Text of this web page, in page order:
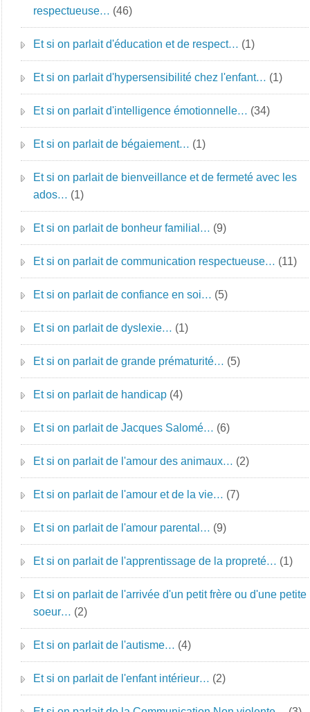
respectueuse… (46)
Et si on parlait d'éducation et de respect… (1)
Et si on parlait d'hypersensibilité chez l'enfant… (1)
Et si on parlait d'intelligence émotionnelle… (34)
Et si on parlait de bégaiement… (1)
Et si on parlait de bienveillance et de fermeté avec les
ados… (1)
Et si on parlait de bonheur familial… (9)
Et si on parlait de communication respectueuse… (11)
Et si on parlait de confiance en soi… (5)
Et si on parlait de dyslexie… (1)
Et si on parlait de grande prématurité… (5)
Et si on parlait de handicap (4)
Et si on parlait de Jacques Salomé… (6)
Et si on parlait de l'amour des animaux… (2)
Et si on parlait de l'amour et de la vie… (7)
Et si on parlait de l'amour parental… (9)
Et si on parlait de l'apprentissage de la propreté… (1)
Et si on parlait de l'arrivée d'un petit frère ou d'une petite
soeur… (2)
Et si on parlait de l'autisme… (4)
Et si on parlait de l'enfant intérieur… (2)